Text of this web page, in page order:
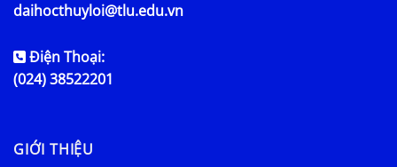
daihocthuyloi@tlu.edu.vn
Điện Thoại:
(024) 38522201
GIỚI THIỆU